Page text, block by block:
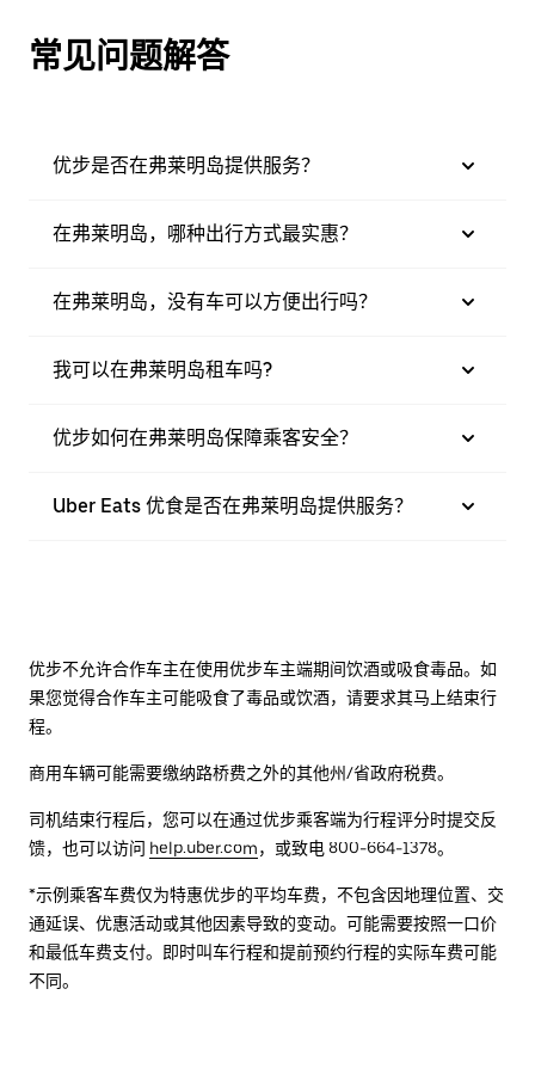
常见问题解答
优步是否在弗莱明岛提供服务？
在弗莱明岛，哪种出行方式最实惠？
在弗莱明岛，没有车可以方便出行吗？
我可以在弗莱明岛租车吗?
优步如何在弗莱明岛保障乘客安全？
Uber Eats 优食是否在弗莱明岛提供服务？
优步不允许合作车主在使用优步车主端期间饮酒或吸食毒品。如
果您觉得合作车主可能吸食了毒品或饮酒，请要求其马上结束行
程。
商用车辆可能需要缴纳路桥费之外的其他州/省政府税费。
司机结束行程后，您可以在通过优步乘客端为行程评分时提交反
馈，也可以访问 help.uber.com，或致电 800-664-1378。
*示例乘客车费仅为特惠优步的平均车费，不包含因地理位置、交
通延误、优惠活动或其他因素导致的变动。可能需要按照一口价
和最低车费支付。即时叫车行程和提前预约行程的实际车费可能
不同。